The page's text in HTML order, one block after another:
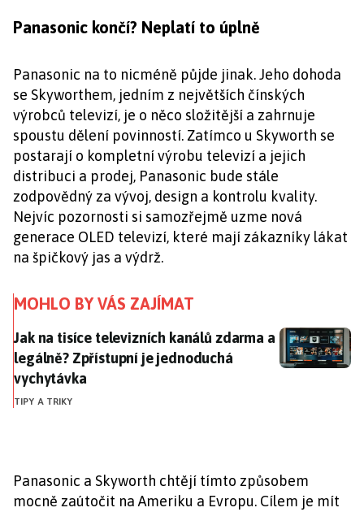
Panasonic končí? Neplatí to úplně
Panasonic na to nicméně půjde jinak. Jeho dohoda
se Skyworthem, jedním z největších čínských
výrobců televizí, je o něco složitější a zahrnuje
spoustu dělení povinností. Zatímco u Skyworth se
postarají o kompletní výrobu televizí a jejich
distribuci a prodej, Panasonic bude stále
zodpovědný za vývoj, design a kontrolu kvality.
Nejvíc pozornosti si samozřejmě uzme nová
generace OLED televizí, které mají zákazníky lákat
na špičkový jas a výdrž.
MOHLO BY VÁS ZAJÍMAT
Jak na tisíce televizních kanálů zdarma a legálně?
Jak na tisíce televizních kanálů zdarma a
legálně? Zpřístupní je jednoduchá
vychytávka
TIPY A TRIKY
Panasonic a Skyworth chtějí tímto způsobem
mocně zaútočit na Ameriku a Evropu. Cílem je mít